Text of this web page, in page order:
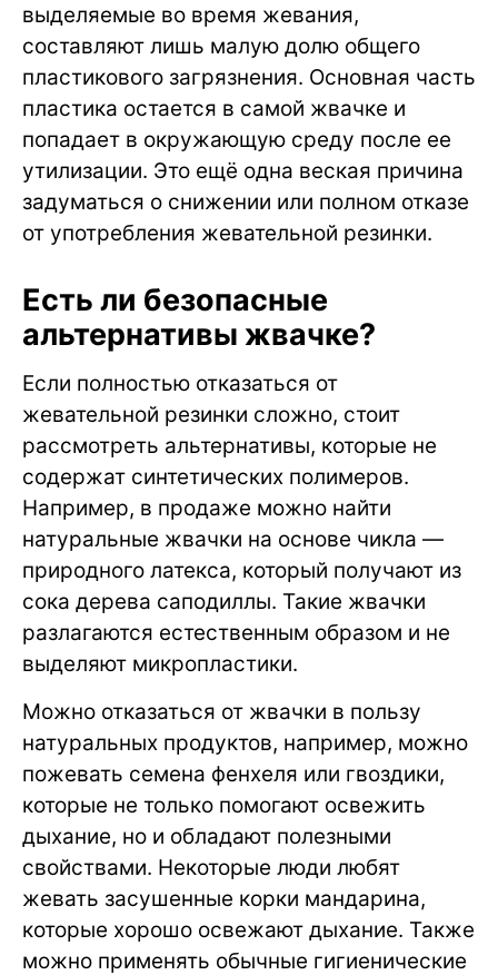
выделяемые во время жевания,
составляют лишь малую долю общего
пластикового загрязнения. Основная часть
пластика остается в самой жвачке и
попадает в окружающую среду после ее
утилизации. Это ещё одна веская причина
задуматься о снижении или полном отказе
от употребления жевательной резинки.
Есть ли безопасные
альтернативы жвачке?
Если полностью отказаться от
жевательной резинки сложно, стоит
рассмотреть альтернативы, которые не
содержат синтетических полимеров.
Например, в продаже можно найти
натуральные жвачки на основе чикла —
природного латекса, который получают из
сока дерева саподиллы. Такие жвачки
разлагаются естественным образом и не
выделяют микропластики.
Можно отказаться от жвачки в пользу
натуральных продуктов, например, можно
пожевать семена фенхеля или гвоздики,
которые не только помогают освежить
дыхание, но и обладают полезными
свойствами. Некоторые люди любят
жевать засушенные корки мандарина,
которые хорошо освежают дыхание. Также
можно применять обычные гигиенические